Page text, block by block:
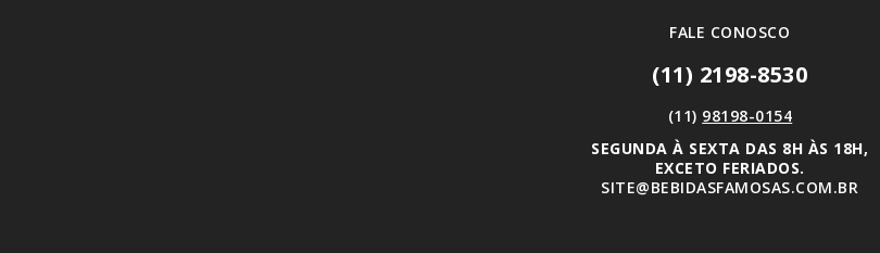
FALE CONOSCO
(11) 2198-8530
(11) 98198-0154
SEGUNDA À SEXTA DAS 8H ÀS 18H,
EXCETO FERIADOS.
SITE@BEBIDASFAMOSAS.COM.BR